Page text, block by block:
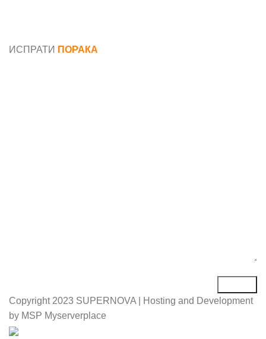
ИСПРАТИ ПОРАКА
Copyright 2023 SUPERNOVA | Hosting and Development
by MSP Myserverplace